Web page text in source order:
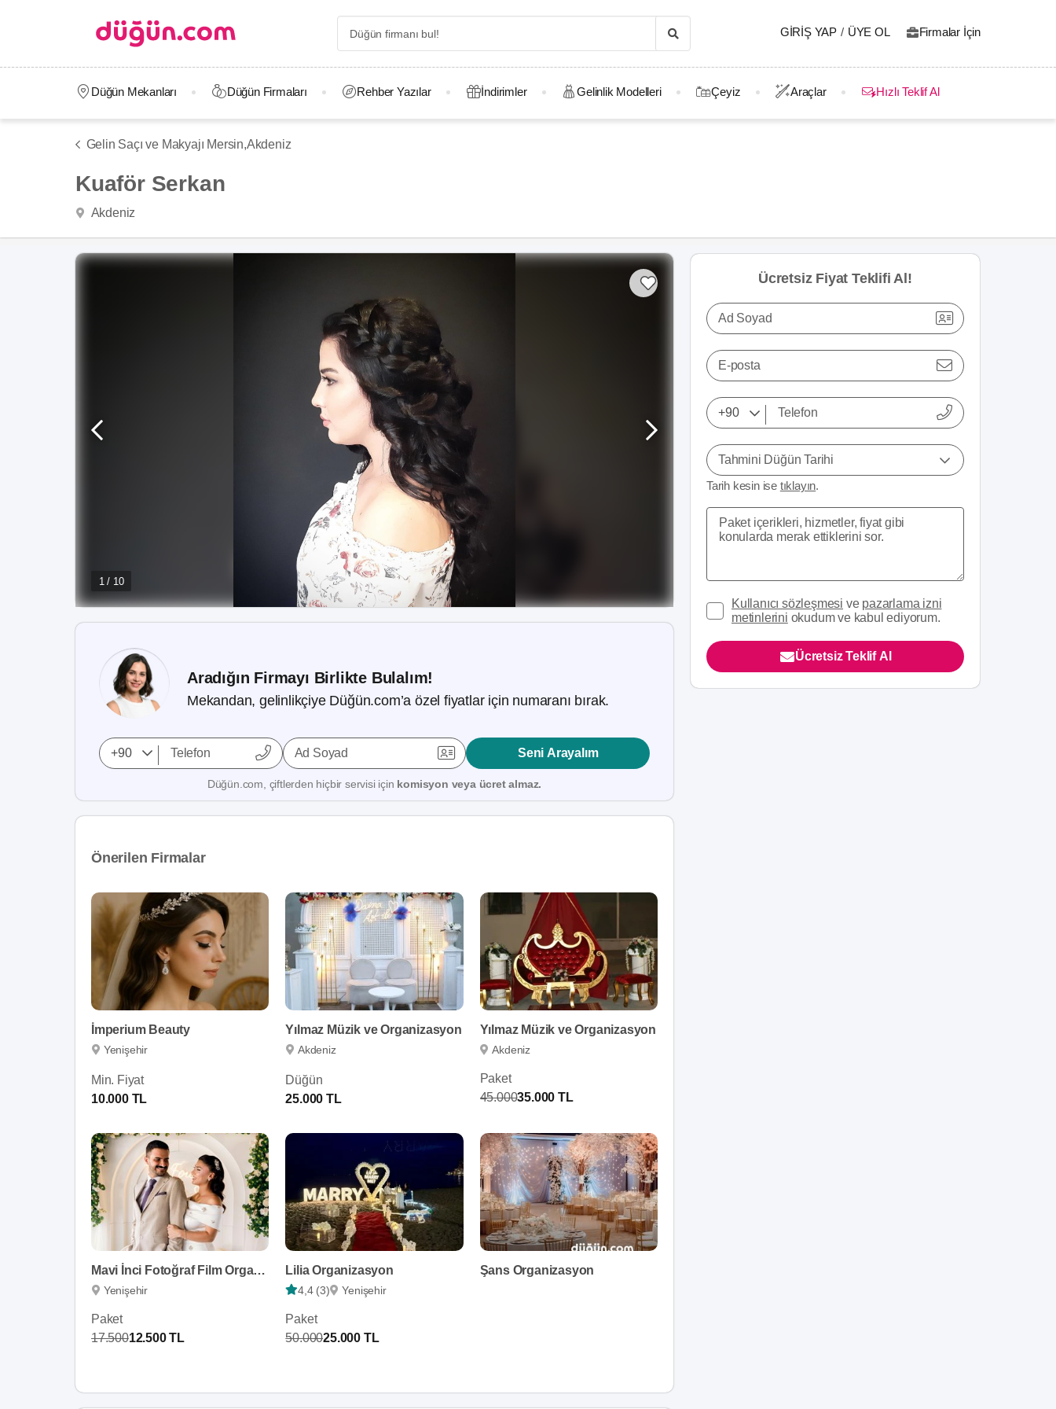
GIRIŞ YAP / ÜYE OL Firmalar İçin
Düğün Mekanları Düğün Firmaları Rehber Yazılar İndirimler Gelinlik Modelleri Çeyiz Araçlar Hızlı Teklif Al
Gelin Saçı ve Makyajı Mersin,Akdeniz
Kuaför Serkan
Akdeniz
1 / 10
Aradığın Firmayı Birlikte Bulalım!
Mekandan, gelinlikçiye Düğün.com’a özel fiyatlar için numaranı bırak.
Ad Soyad Seni Arayalım
Düğün.com, çiftlerden hiçbir servisi için komisyon veya ücret almaz.
Önerilen Firmalar
İmperium Beauty
Yenişehir
Min. Fiyat
10.000 TL
Yılmaz Müzik ve Organizasyon
Akdeniz
Düğün
25.000 TL
Yılmaz Müzik ve Organizasyon
Akdeniz
Paket
45.00035.000 TL
Mavi İnci Fotoğraf Film Organizasyon
Yenişehir
Paket
17.50012.500 TL
Lilia Organizasyon
4,4 (3) Yenişehir
Paket
50.00025.000 TL
Şans Organizasyon
Ücretsiz Fiyat Teklifi Al!
Ad Soyad
E-posta
Tahmini Düğün Tarihi
Tarih kesin ise tıklayın.
Kullanıcı sözleşmesi ve pazarlama izni
metinlerini okudum ve kabul ediyorum.
Ücretsiz Teklif Al